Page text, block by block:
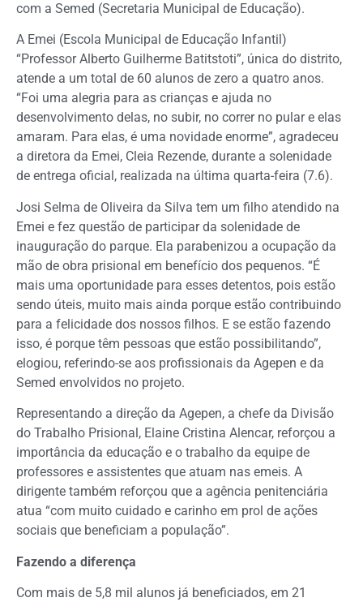
com a Semed (Secretaria Municipal de Educação).
A Emei (Escola Municipal de Educação Infantil)
“Professor Alberto Guilherme Batitstoti”, única do distrito,
atende a um total de 60 alunos de zero a quatro anos.
“Foi uma alegria para as crianças e ajuda no
desenvolvimento delas, no subir, no correr no pular e elas
amaram. Para elas, é uma novidade enorme”, agradeceu
a diretora da Emei, Cleia Rezende, durante a solenidade
de entrega oficial, realizada na última quarta-feira (7.6).
Josi Selma de Oliveira da Silva tem um filho atendido na
Emei e fez questão de participar da solenidade de
inauguração do parque. Ela parabenizou a ocupação da
mão de obra prisional em benefício dos pequenos. “É
mais uma oportunidade para esses detentos, pois estão
sendo úteis, muito mais ainda porque estão contribuindo
para a felicidade dos nossos filhos. E se estão fazendo
isso, é porque têm pessoas que estão possibilitando”,
elogiou, referindo-se aos profissionais da Agepen e da
Semed envolvidos no projeto.
Representando a direção da Agepen, a chefe da Divisão
do Trabalho Prisional, Elaine Cristina Alencar, reforçou a
importância da educação e o trabalho da equipe de
professores e assistentes que atuam nas emeis. A
dirigente também reforçou que a agência penitenciária
atua “com muito cuidado e carinho em prol de ações
sociais que beneficiam a população”.
Fazendo a diferença
Com mais de 5,8 mil alunos já beneficiados, em 21